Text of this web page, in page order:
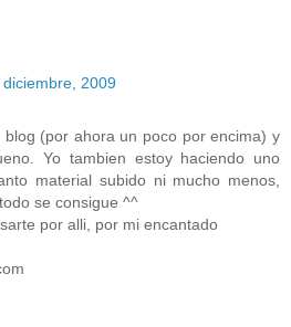
2009
blog (por ahora un poco por encima) y
Yo tambien estoy haciendo uno
material subido ni mucho menos,
se consigue ^^
por alli, por mi encantado